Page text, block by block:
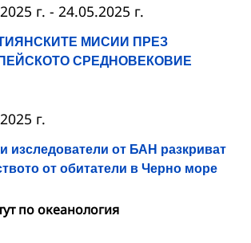
МИСИИ ПРЕЗ
СРЕДНОВЕКОВИЕ
г. - 24.05.2025 г.
изследователи от БАН разкриват
от обитатели в Черно море
г.
по океанология